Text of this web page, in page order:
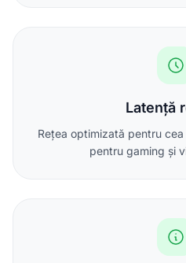
Latență
Rețea optimizată pentru
pentru gaming și